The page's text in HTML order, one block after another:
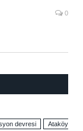
0
devresi Ataköy